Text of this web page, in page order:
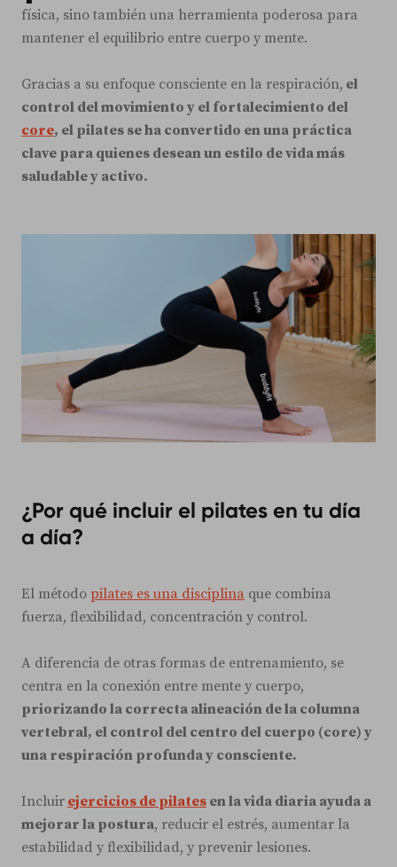
física, sino también una herramienta poderosa para
mantener el equilibrio entre cuerpo y mente.
Gracias a su enfoque consciente en la respiración, el
control del movimiento y el fortalecimiento del
core, el pilates se ha convertido en una práctica
clave para quienes desean un estilo de vida más
saludable y activo.
¿Por qué incluir el pilates en tu día
a día?
El método pilates es una disciplina que combina
fuerza, flexibilidad, concentración y control.
A diferencia de otras formas de entrenamiento, se
centra en la conexión entre mente y cuerpo,
priorizando la correcta alineación de la columna
vertebral, el control del centro del cuerpo (core) y
una respiración profunda y consciente.
Incluir ejercicios de pilates en la vida diaria ayuda a
mejorar la postura, reducir el estrés, aumentar la
estabilidad y flexibilidad, y prevenir lesiones.